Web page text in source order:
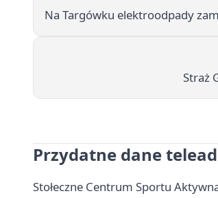
Na Targówku elektroodpady
Straż
Przydatne dane
Stołeczne Centrum Sportu